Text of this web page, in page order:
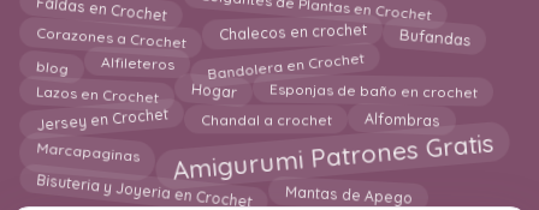
Corazones a Crochet Chalecos en crochet Bufandas
blog Alfileteros Bandolera en Crochet
Lazos en Crochet Hogar Esponjas de baño en crochet
Jersey en Crochet Chandal a crochet Alfombras
Marcapaginas Amigurumi Patrones Gratis
Bisuteria y Joyeria en Crochet Mantas de Apego